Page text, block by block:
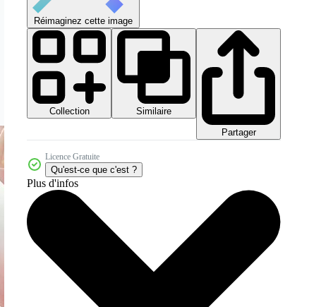
Réimaginez cette image
Collection
Similaire
Partager
Licence Gratuite
Qu'est-ce que c'est ?
Plus d'infos